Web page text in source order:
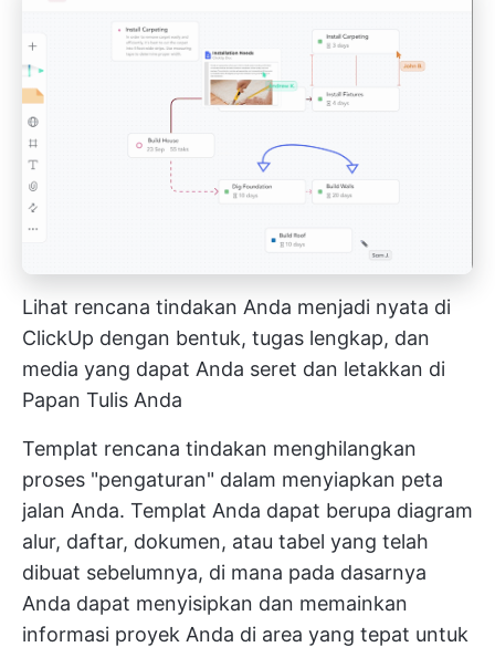
Lihat rencana tindakan Anda menjadi nyata di
ClickUp dengan bentuk, tugas lengkap, dan
media yang dapat Anda seret dan letakkan di
Papan Tulis Anda
Templat rencana tindakan menghilangkan
proses "pengaturan" dalam menyiapkan peta
jalan Anda. Templat Anda dapat berupa diagram
alur, daftar, dokumen, atau tabel yang telah
dibuat sebelumnya, di mana pada dasarnya
Anda dapat menyisipkan dan memainkan
informasi proyek Anda di area yang tepat untuk